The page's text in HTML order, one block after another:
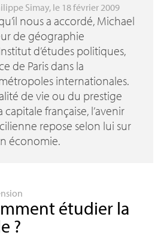
Simay, le 18 février 2009
nous a accordé, Michael
de géographie
d’études politiques,
de Paris dans la
internationales.
de vie ou du prestige
française, l’avenir
repose selon lui sur
économie.
étudier la
?